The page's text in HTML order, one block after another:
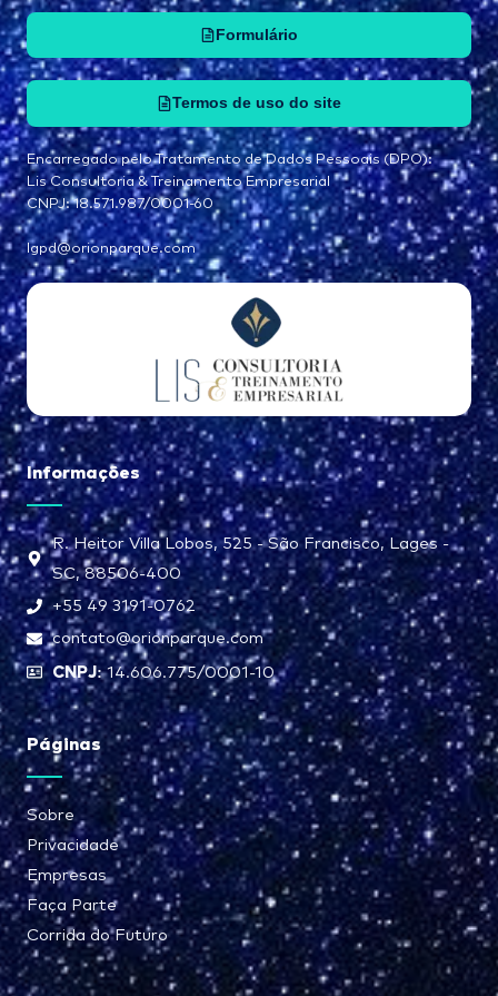
Páginas
Sobre
Privacidade
Empresas
Faça Parte
Corrida do Futuro
Informações
R. Heitor Villa Lobos, 525 - São Francisco, Lages -
SC, 88506-400
+55 49 3191-0762
contato@orionparque.com
CNPJ:14.606.775/0001-10
Formulário
Termos de uso do site
Encarregado pelo Tratamento de Dados Pessoais (DPO):
Lis Consultoria & Treinamento Empresarial
CNPJ: 18.571.987/0001-60
lgpd@orionparque.com